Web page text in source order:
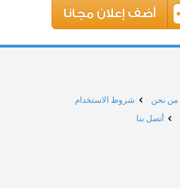
أضف إعلان مجانا
من نحن
شروط الاستخدام
أتصل بنا